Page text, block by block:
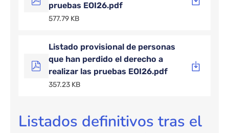
pruebas EOI26.pdf
577.79 KB
Listado provisional de personas
que han perdido el derecho a
realizar las pruebas EOI26.pdf
357.23 KB
Listados definitivos tras el